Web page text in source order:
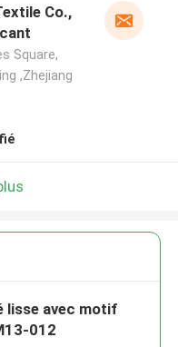
Co.,
Square,
,Zhejiang
lisse avec motif
012